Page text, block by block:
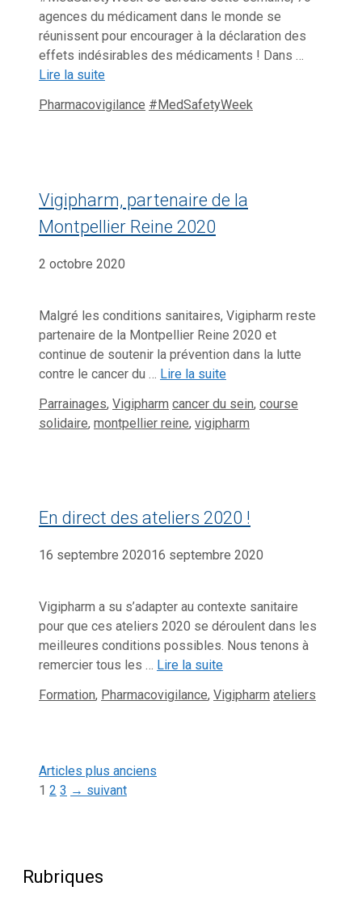
agences du médicament dans le monde se
réunissent pour encourager à la déclaration des
effets indésirables des médicaments ! Dans …
Lire la suite
Catégories
Pharmacovigilance Étiquettes
#MedSafetyWeek
Vigipharm, partenaire de la
Montpellier Reine 2020
2 octobre 2020
Malgré les conditions sanitaires, Vigipharm reste
partenaire de la Montpellier Reine 2020 et
continue de soutenir la prévention dans la lutte
contre le cancer du … Lire la suite
Catégories
Parrainages, Vigipharm Étiquettes
cancer du sein, course
solidaire, montpellier reine, vigipharm
En direct des ateliers 2020 !
16 septembre 202016 septembre 2020
Vigipharm a su s’adapter au contexte sanitaire
pour que ces ateliers 2020 se déroulent dans les
meilleures conditions possibles. Nous tenons à
remercier tous les … Lire la suite
Catégories
Formation, Pharmacovigilance, Vigipharm Étiquettes
ateliers
Articles plus anciens
Page
1 Page
2 Page
3 → suivant
Rubriques